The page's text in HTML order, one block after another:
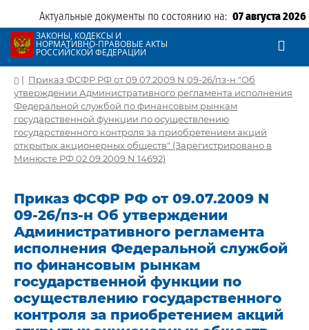
Актуальные документы по состоянию на: 07 августа 2026
ЗАКОНЫ, КОДЕКСЫ И
НОРМАТИВНО-ПРАВОВЫЕ АКТЫ
РОССИЙСКОЙ ФЕДЕРАЦИИ
| Приказ ФСФР РФ от 09.07.2009 N 09-26/пз-н "Об
утверждении Административного регламента исполнения
Федеральной службой по финансовым рынкам
государственной функции по осуществлению
государственного контроля за приобретением акций
открытых акционерных обществ" (Зарегистрировано в
Минюсте РФ 02.09.2009 N 14692)
Приказ ФСФР РФ от 09.07.2009 N
09-26/пз-н Об утверждении
Административного регламента
исполнения Федеральной службой
по финансовым рынкам
государственной функции по
осуществлению государственного
контроля за приобретением акций